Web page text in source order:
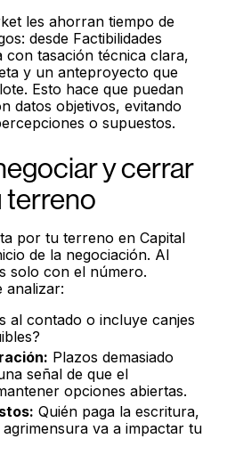
les ahorran tiempo de
desde Factibilidades
tasación técnica clara,
y un anteproyecto que
Esto hace que puedan
datos objetivos, evitando
o supuestos.
y cerrar
terreno
por tu terreno en Capital
de la negociación. Al
solo con el número.
analizar:
al contado o incluye canjes
Plazos demasiado
señal de que el
opciones abiertas.
Quién paga la escritura,
va a impactar tu